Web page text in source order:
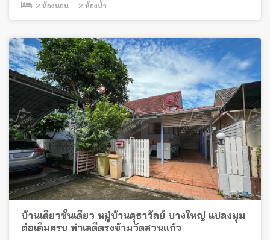
2 ห้องนอน 2 ห้องน้ำ
บ้านเดี่ยวชั้นเดียว หมู่บ้านศุธาวัลย์ บางใหญ่ แปลงมุม
ต่อเติมครบ ทำเลดีตรงข้ามวัดสวนแก้ว